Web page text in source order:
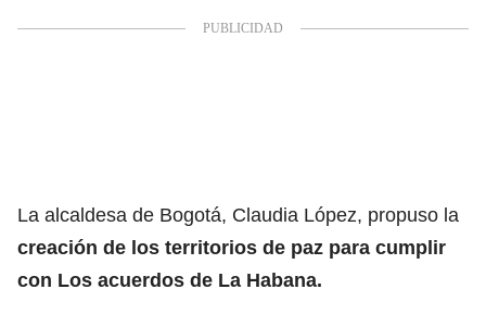
La alcaldesa de Bogotá, Claudia López, propuso la
creación de los territorios de paz para cumplir
con Los acuerdos de La Habana.